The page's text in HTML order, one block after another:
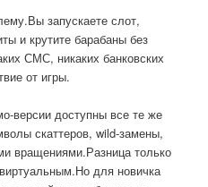
запускаете слот,
и крутите барабаны без
СМС, никаких банковских
от игры.
версии доступны все те же
скаттеров, wild-замены,
вращениями.Разница только
для новичка